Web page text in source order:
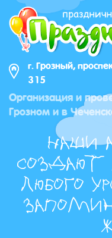
г. Грозный,
315
Организация и
Грозном и в
Наши
создают
любого